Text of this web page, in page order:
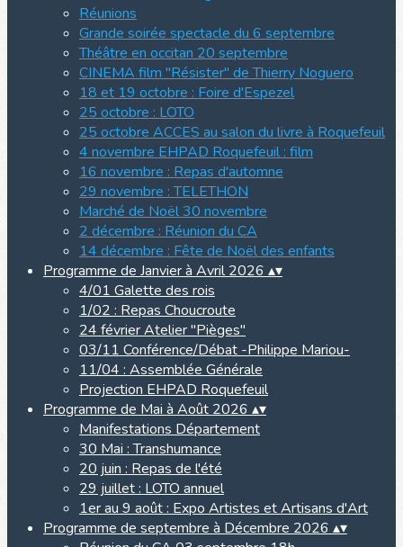
Réunions
Grande soirée spectacle du 6 septembre
Théâtre en occitan 20 septembre
CINEMA film "Résister" de Thierry Noguero
18 et 19 octobre : Foire d'Espezel
25 octobre : LOTO
25 octobre ACCES au salon du livre à Roquefeuil
4 novembre EHPAD Roquefeuil : film
16 novembre : Repas d'automne
29 novembre : TELETHON
Marché de Noël 30 novembre
2 décembre : Réunion du CA
14 décembre : Fête de Noël des enfants
Programme de Janvier à Avril 2026 ▴▾
4/01 Galette des rois
1/02 : Repas Choucroute
24 février Atelier "Pièges"
03/11 Conférence/Débat -Philippe Mariou-
11/04 : Assemblée Générale
Projection EHPAD Roquefeuil
Programme de Mai à Août 2026 ▴▾
Manifestations Département
30 Mai : Transhumance
20 juin : Repas de l'été
29 juillet : LOTO annuel
1er au 9 août : Expo Artistes et Artisans d'Art
Programme de septembre à Décembre 2026 ▴▾